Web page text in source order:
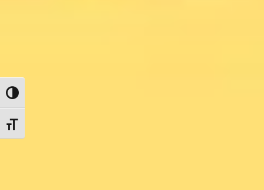
Toggle High Contrast
Toggle Font size